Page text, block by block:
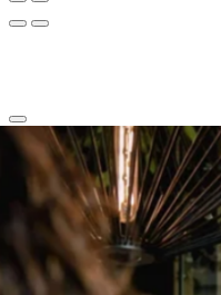
clear
arrow_back_ios_new
favorite
share